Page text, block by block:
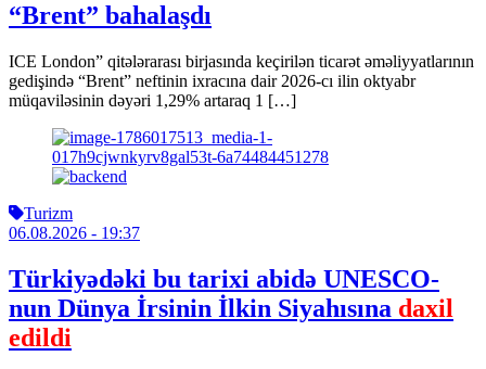
“Brent” bahalaşdı
ICE London” qitələrarası birjasında keçirilən ticarət əməliyyatlarının
gedişində “Brent” neftinin ixracına dair 2026-cı ilin oktyabr
müqaviləsinin dəyəri 1,29% artaraq 1 […]
Turizm
06.08.2026 - 19:37
Türkiyədəki bu tarixi abidə UNESCO-
nun Dünya İrsinin İlkin Siyahısına daxil
edildi